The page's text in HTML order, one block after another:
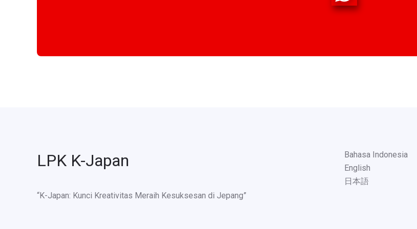
LPK K-Japan
“K-Japan: Kunci Kreativitas Meraih Kesuksesan di Jepang”
Bahasa Indonesia
English
日本語